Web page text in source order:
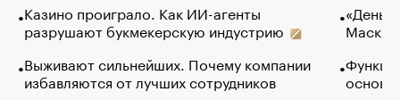
Казино проиграло. Как ИИ-агенты
разрушают букмекерскую индустрию
Выживают сильнейших. Почему компании
избавляются от лучших сотрудников
Маск в
основ